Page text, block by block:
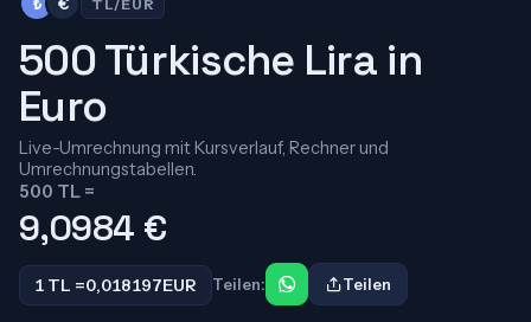
TL/EUR
500 Türkische Lira in
Euro
Live-Umrechnung mit Kursverlauf, Rechner und
Umrechnungstabellen.
500 TL =
9,0984 €
1 TL =0,018197EUR Teilen: Teilen